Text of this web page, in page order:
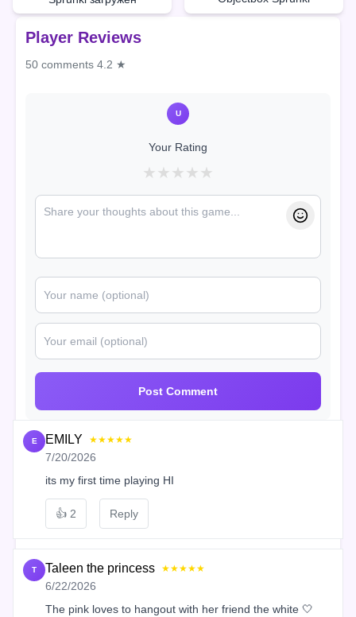
Player Reviews
50 comments 4.2 ★
U
Your Rating
★ ★ ★ ★ ★
Post Comment
E EMILY ★★★★★
7/20/2026
its my first time playing HI
👍 2 Reply
T Taleen the princess ★★★★★
6/22/2026
The pink loves to hangout with her friend the white 🤍